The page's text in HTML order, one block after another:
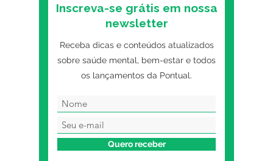
Inscreva-se grátis em nossa
newsletter
Receba dicas e conteúdos atualizados
sobre saúde mental, bem-estar e todos
os lançamentos da Pontual.
Quero receber